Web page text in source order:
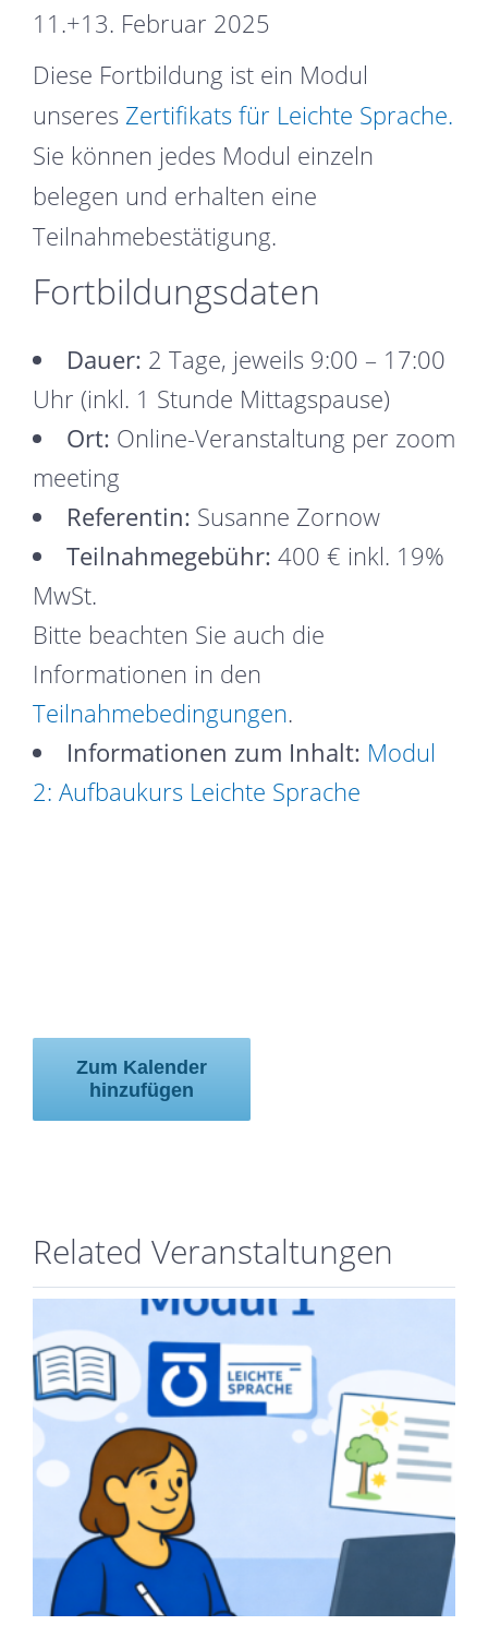
11.+13. Februar 2025
Diese Fortbildung ist ein Modul
unseres Zertifikats für Leichte Sprache.
Sie können jedes Modul einzeln
belegen und erhalten eine
Teilnahmebestätigung.
Fortbildungsdaten
Dauer: 2 Tage, jeweils 9:00 – 17:00
Uhr (inkl. 1 Stunde Mittagspause)
Ort: Online-Veranstaltung per zoom
meeting
Referentin: Susanne Zornow
Teilnahmegebühr: 400 € inkl. 19%
MwSt.
Bitte beachten Sie auch die
Informationen in den
Teilnahmebedingungen.
Informationen zum Inhalt: Modul
2: Aufbaukurs Leichte Sprache
Zum Kalender
hinzufügen
Related Veranstaltungen